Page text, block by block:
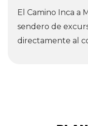
empanadillas
picante,
definitivamente
El Camino Inca a
sendero de
directamente al